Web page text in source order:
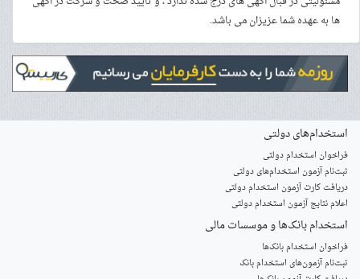
ها به عهده شما عزیزان می باشد.
استخدام‌های دولتی
فراخوان استخدام دولتی
ثبت‌نام آزمون‌ استخدام‌های دولتی
دریافت کارت آزمون استخدام دولتی
اعلام نتایج آزمون استخدام دولتی
استخدام‌ بانک‌ها و موسسات مالی
فراخوان استخدام بانک‌ها
‌ثبت‌نام آزمون‌های استخدام بانک